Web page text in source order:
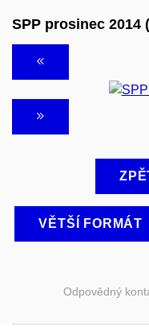
SPP prosinec 2014
VĚTŠÍ FORMÁT
Odpovědný